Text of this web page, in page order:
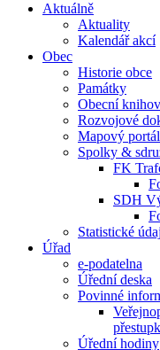
Aktuálně
Aktuality
Kalendář akcí
Obec
Historie obce
Památky
Obecní
Rozvojové
Mapový
Spolky &
FK
SDH
Statistické
Úřad
e-podatelna
Úřední deska
Povinné
Úřední hodiny